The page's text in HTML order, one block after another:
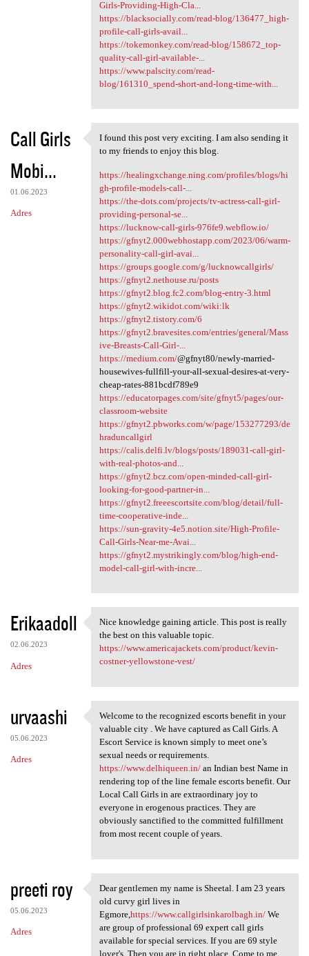
Girls-Providing-High-Cla...
https://blacksocially.com/read-blog/136477_high-
profile-call-girls-avail...
https://tokemonkey.com/read-blog/158672_top-
quality-call-girl-available-...
https://www.palscity.com/read-
blog/161310_spend-short-and-long-time-with...
Call Girls
Mobi...
01.06.2023
Adres
I found this post very
I found this post very exciting. I am also sending it
to my friends to enjoy this blog.
https://healingxchange.ning.com/profiles/blogs/hi
gh-profile-models-call-...
https://the-dots.com/projects/tv-actress-call-girl-
providing-personal-se...
https://lucknow-call-girls-976fe9.webflow.io/
https://gfnyt2.000webhostapp.com/2023/06/warm-
personality-call-girl-avai...
https://groups.google.com/g/lucknowcallgirls/
https://gfnyt2.nethouse.ru/posts
https://gfnyt2.blog.fc2.com/blog-entry-3.html
https://gfnyt2.wikidot.com/wiki:lk
https://gfnyt2.tistory.com/6
https://gfnyt2.bravesites.com/entries/general/Mass
ive-Breasts-Call-Girl-...
https://medium.com/@gfnyt80/newly-married-
housewives-fullfill-your-all-sexual-desires-at-very-
cheap-rates-881bcdf789e9
https://educatorpages.com/site/gfnyt5/pages/our-
classroom-website
https://gfnyt2.pbworks.com/w/page/153277293/de
hraduncallgirl
https://calis.delfi.lv/blogs/posts/189031-call-girl-
with-real-photos-and...
https://gfnyt2.bcz.com/open-minded-call-girl-
looking-for-good-partner-in...
https://gfnyt2.freeescortsite.com/blog/detail/full-
time-cooperative-inde...
https://sun-gravity-4e5.notion.site/High-Profile-
Call-Girls-Near-me-Avai...
https://gfnyt2.mystrikingly.com/blog/high-end-
model-call-girl-with-incre...
Erikaadoll
02.06.2023
Adres
Nice knowledge gaining
Nice knowledge gaining article. This post is really
the best on this valuable topic.
https://www.americajackets.com/product/kevin-
costner-yellowstone-vest/
urvaashi
05.06.2023
Adres
Welcome to the recognized
Welcome to the recognized escorts benefit in your
valuable city . We have captured as Call Girls. A
Escort Service is known simply to meet one’s
sexual needs or requirements.
https://www.delhiqueen.in/an Indian best Name in
rendering top of the line female escorts benefit. Our
Local Call Girls in are extraordinary joy to
everyone in erogenous practices. They are
obviously sanctified to the committed fulfillment
from most recent couple of years.
preeti roy
05.06.2023
Adres
Dear gentlemen my name is
Dear gentlemen my name is Sheetal. I am 23 years
old curvy girl lives in
Egmore, https://www.callgirlsinkarolbagh.in/We
are group of professional 69 expert call girls
available for special services. If you are 69 style
lover's. Then you are in right place. Come to me.